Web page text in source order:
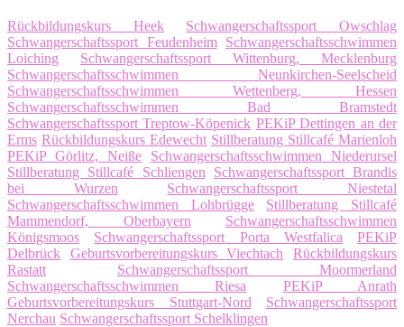
Rückbildungskurs Heek
Schwangerschaftssport Owschlag
Schwangerschaftssport Feudenheim
Schwangerschaftsschwimmen
Loiching
Schwangerschaftssport Wittenburg, Mecklenburg
Schwangerschaftsschwimmen Neunkirchen-Seelscheid
Schwangerschaftsschwimmen Wettenberg, Hessen
Schwangerschaftsschwimmen Bad Bramstedt
Schwangerschaftssport Treptow-Köpenick PEKiP Dettingen an der
Erms Rückbildungskurs Edewecht Stillberatung Stillcafé Marienloh
PEKiP Görlitz, Neiße
Schwangerschaftsschwimmen Niederursel
Stillberatung Stillcafé Schliengen
Schwangerschaftssport Brandis
bei Wurzen
Schwangerschaftssport Niestetal
Schwangerschaftsschwimmen Lohbrügge
Stillberatung Stillcafé
Mammendorf, Oberbayern
Schwangerschaftsschwimmen
Königsmoos
Schwangerschaftssport Porta Westfalica
PEKiP
Delbrück
Geburtsvorbereitungskurs Viechtach
Rückbildungskurs
Rastatt
Schwangerschaftssport Moormerland
Schwangerschaftsschwimmen Riesa
PEKiP Anrath
Geburtsvorbereitungskurs Stuttgart-Nord
Schwangerschaftssport
Nerchau Schwangerschaftssport Schelklingen